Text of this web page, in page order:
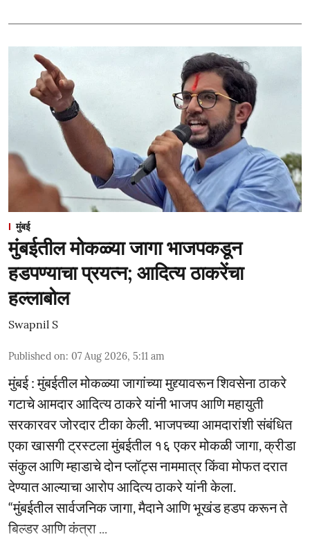
मुंबई
मुंबईतील मोकळ्या जागा भाजपकडून
हडपण्याचा प्रयत्न; आदित्य ठाकरेंचा
हल्लाबोल
Swapnil S
Published on: 07 Aug 2026, 5:11 am
मुंबई : मुंबईतील मोकळ्या जागांच्या मुद्द्यावरून शिवसेना ठाकरे
गटाचे आमदार आदित्य ठाकरे यांनी भाजप आणि महायुती
सरकारवर जोरदार टीका केली. भाजपच्या आमदारांशी संबंधित
एका खासगी ट्रस्टला मुंबईतील १६ एकर मोकळी जागा, क्रीडा
संकुल आणि म्हाडाचे दोन प्लॉट्स नाममात्र किंवा मोफत दरात
देण्यात आल्याचा आरोप आदित्य ठाकरे यांनी केला.
“मुंबईतील सार्वजनिक जागा, मैदाने आणि भूखंड हडप करून ते
बिल्डर आणि कंत्रा ...